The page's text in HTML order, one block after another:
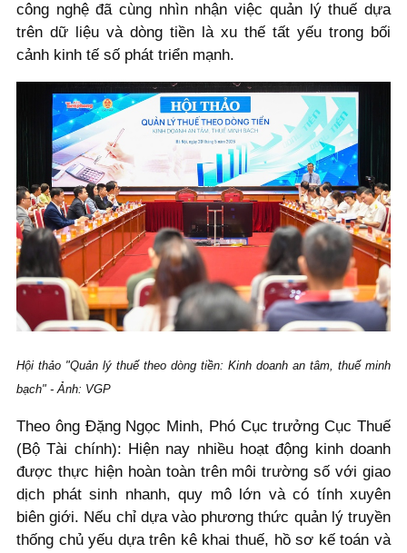
công nghệ đã cùng nhìn nhận việc quản lý thuế dựa
trên dữ liệu và dòng tiền là xu thế tất yếu trong bối
cảnh kinh tế số phát triển mạnh.
Hội thảo "Quản lý thuế theo dòng tiền: Kinh doanh an tâm, thuế minh
bạch" - Ảnh: VGP
Theo ông Đặng Ngọc Minh, Phó Cục trưởng Cục Thuế
(Bộ Tài chính): Hiện nay nhiều hoạt động kinh doanh
được thực hiện hoàn toàn trên môi trường số với giao
dịch phát sinh nhanh, quy mô lớn và có tính xuyên
biên giới. Nếu chỉ dựa vào phương thức quản lý truyền
thống chủ yếu dựa trên kê khai thuế, hồ sơ kế toán và